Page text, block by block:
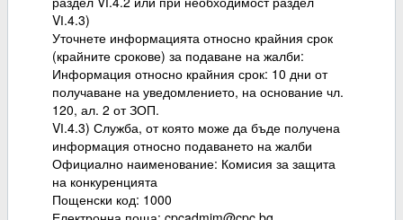
VІ.4.3)
Уточнете информацията относно крайния срок
(крайните срокове) за подаване на жалби:
Информация относно крайния срок: 10 дни от
получаване на уведомлението, на основание чл.
120, ал. 2 от ЗОП.
VІ.4.3) Служба, от която може да бъде получена
информация относно подаването на жалби
Официално наименование: Комисия за защита
на конкуренцията
Пощенски код: 1000